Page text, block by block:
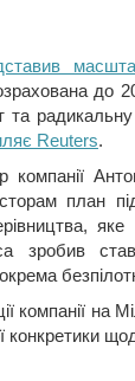
до
та
Reuters.
компанії
план
зробив
компанії на
конкретики